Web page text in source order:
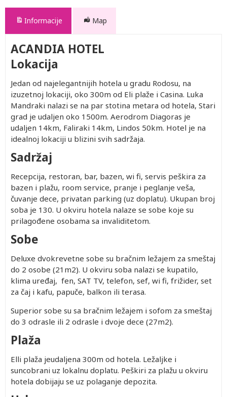
Informacije Map
ACANDIA HOTEL
Lokacija
Jedan od najelegantnijih hotela u gradu Rodosu, na
izuzetnoj lokaciji, oko 300m od Eli plaže i Casina. Luka
Mandraki nalazi se na par stotina metara od hotela, Stari
grad je udaljen oko 1500m. Aerodrom Diagoras je
udaljen 14km, Faliraki 14km, Lindos 50km. Hotel je na
idealnoj lokaciji u blizini svih sadržaja.
Sadržaj
Recepcija, restoran, bar, bazen, wi fi, servis peškira za
bazen i plažu, room service, pranje i peglanje veša,
čuvanje dece, privatan parking (uz doplatu). Ukupan broj
soba je 130. U okviru hotela nalaze se sobe koje su
prilagođene osobama sa invaliditetom.
Sobe
Deluxe dvokrevetne sobe su bračnim ležajem za smeštaj
do 2 osobe (21m2). U okviru soba nalazi se kupatilo,
klima uređaj, fen, SAT TV, telefon, sef, wi fi, frižider, set
za čaj i kafu, papuče, balkon ili terasa.
Superior sobe su sa bračnim ležajem i sofom za smeštaj
do 3 odrasle ili 2 odrasle i dvoje dece (27m2).
Plaža
Elli plaža jeudaljena 300m od hotela. Ležaljke i
suncobrani uz lokalnu doplatu. Peškiri za plažu u okviru
hotela dobijaju se uz polaganje depozita.